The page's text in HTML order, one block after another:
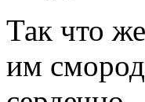
Так что
им